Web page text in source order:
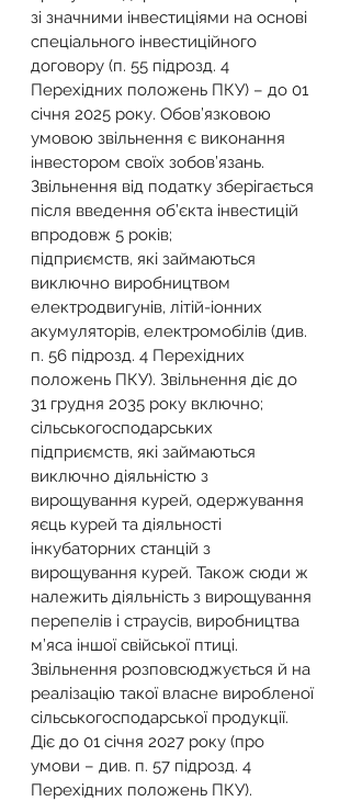
зі значними інвестиціями на основі
спеціального інвестиційного
договору (п. 55 підрозд. 4
Перехідних положень ПКУ) – до 01
січня 2025 року. Обов’язковою
умовою звільнення є виконання
інвестором своїх зобов’язань.
Звільнення від податку зберігається
після введення об’єкта інвестицій
впродовж 5 років;
підприємств, які займаються
виключно виробництвом
електродвигунів, літій-іонних
акумуляторів, електромобілів (див.
п. 56 підрозд. 4 Перехідних
положень ПКУ). Звільнення діє до
31 грудня 2035 року включно;
сільськогосподарських
підприємств, які займаються
виключно діяльністю з
вирощування курей, одержування
яєць курей та діяльності
інкубаторних станцій з
вирощування курей. Також сюди ж
належить діяльність з вирощування
перепелів і страусів, виробництва
м’яса іншої свійської птиці.
Звільнення розповсюджується й на
реалізацію такої власне виробленої
сільськогосподарської продукції.
Діє до 01 січня 2027 року (про
умови – див. п. 57 підрозд. 4
Перехідних положень ПКУ).